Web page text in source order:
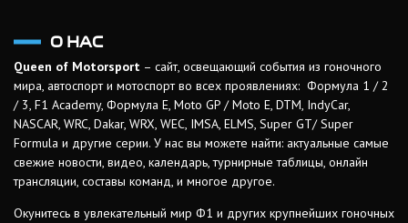
О НАС
Queen of Motorsport – сайт, освещающий события из гоночного
мира, автоспорт и мотоспорт во всех проявлениях: Формула 1 / 2
/ 3, F1 Academy, Формула Е, Moto GP / Moto E, DTM, IndyCar,
NASCAR, WRC, Dakar, WRX, WEC, IMSA, ELMS, Super GT/ Super
Formula и другие серии. У нас вы можете найти: актуальные самые
свежие новости, видео, календарь, турнирные таблицы, онлайн
трансляции, составы команд, и многое другое.
Окунитесь в увлекательный мир Ф1 и других крупнейших гоночных